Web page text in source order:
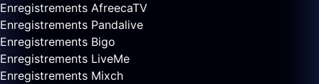
Enregistrements AfreecaTV
Enregistrements Pandalive
Enregistrements Bigo
Enregistrements LiveMe
Enregistrements Mixch